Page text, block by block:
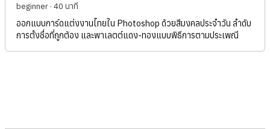
beginner · 40 นาที
ออกแบบการ์ดแต่งงานไทยใน Photoshop ด้วยสีมงคลประจำวัน ลำดับ
การตั้งชื่อที่ถูกต้อง และพาเลตต์แดง-ทองแบบพิธีการตามประเพณี